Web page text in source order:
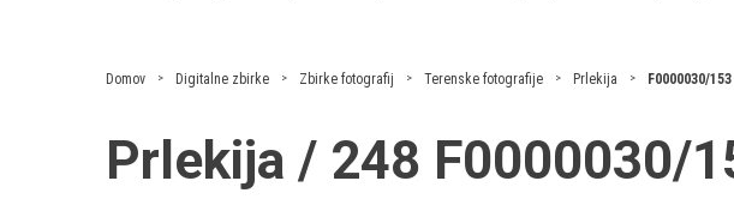
Domov Digitalne zbirke Zbirke fotografij Terenske fotografije Prlekija F0000030/153
Prlekija / 248 F0000030/